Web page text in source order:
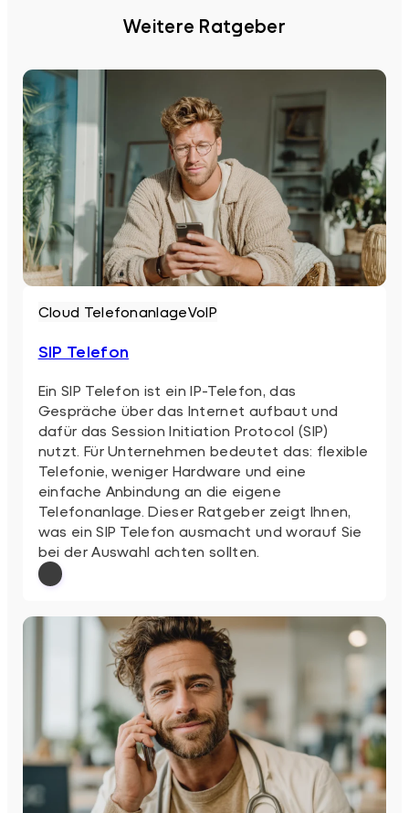
Weitere Ratgeber
Cloud TelefonanlageVoIP
SIP Telefon
Ein SIP Telefon ist ein IP-Telefon, das
Gespräche über das Internet aufbaut und
dafür das Session Initiation Protocol (SIP)
nutzt. Für Unternehmen bedeutet das: flexible
Telefonie, weniger Hardware und eine
einfache Anbindung an die eigene
Telefonanlage. Dieser Ratgeber zeigt Ihnen,
was ein SIP Telefon ausmacht und worauf Sie
bei der Auswahl achten sollten.